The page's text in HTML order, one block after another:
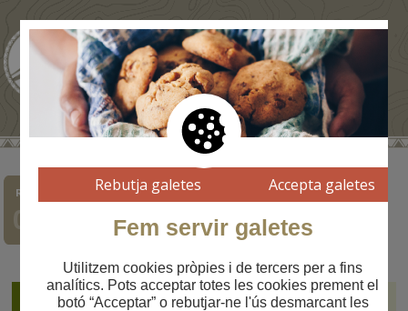
Ruta Ruta
03
Ruta
04 05
Ruta
06
Ruta
Ruta
Rebutja galetes Accepta galetes
Fem servir galetes
Utilitzem cookies pròpies i de tercers per a fins
analítics. Pots acceptar totes les cookies prement el
botó “Acceptar” o rebutjar-ne l'ús desmarcant les